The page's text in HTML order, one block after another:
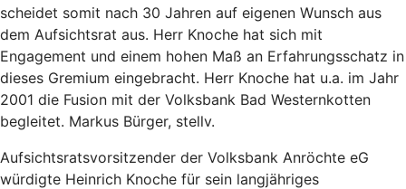
scheidet somit nach 30 Jahren auf eigenen Wunsch aus
dem Aufsichtsrat aus. Herr Knoche hat sich mit
Engagement und einem hohen Maß an Erfahrungsschatz in
dieses Gremium eingebracht. Herr Knoche hat u.a. im Jahr
2001 die Fusion mit der Volksbank Bad Westernkotten
begleitet. Markus Bürger, stellv.
Aufsichtsratsvorsitzender der Volksbank Anröchte eG
würdigte Heinrich Knoche für sein langjähriges